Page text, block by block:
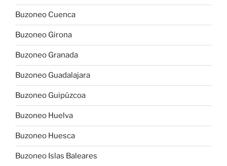
Buzoneo Cuenca
Buzoneo Girona
Buzoneo Granada
Buzoneo Guadalajara
Buzoneo Guipúzcoa
Buzoneo Huelva
Buzoneo Huesca
Buzoneo Islas Baleares